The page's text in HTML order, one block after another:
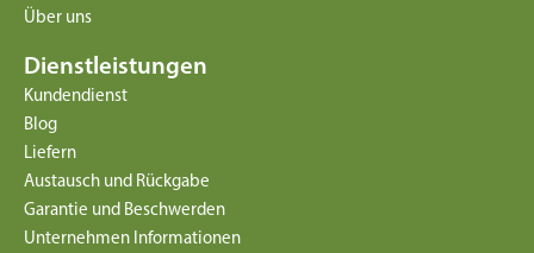
Über uns
Dienstleistungen
Kundendienst
Blog
Liefern
Austausch und Rückgabe
Garantie und Beschwerden
Unternehmen Informationen